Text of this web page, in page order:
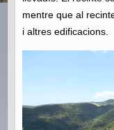
mentre que al
i altres edificacions.